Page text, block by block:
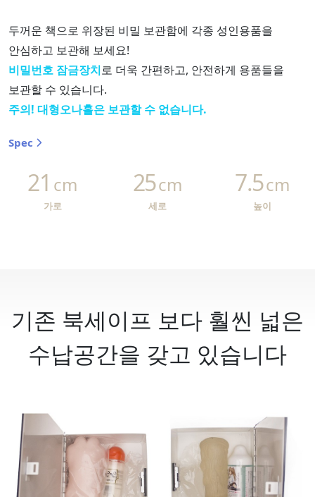
두꺼운 책으로 위장된 비밀 보관함에 각종 성인용품을
안심하고 보관해 보세요!
비밀번호 잠금장치로 더욱 간편하고, 안전하게 용품들을
보관할 수 있습니다.
주의! 대형오나홀은 보관할 수 없습니다.
Spec
가로
21 cm
세로
25cm
높이
7.5cm
기존 북세이프 보다 훨씬 넓은
수납공간을 갖고 있습니다